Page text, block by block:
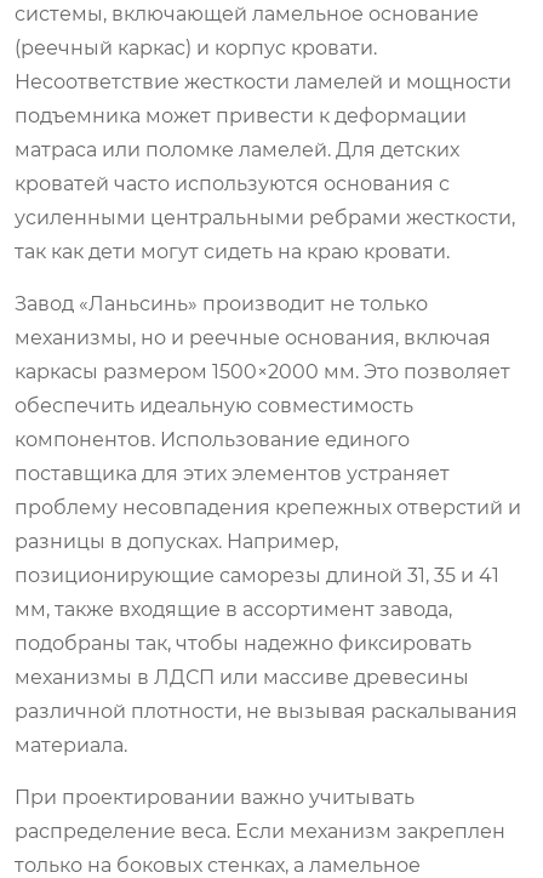
системы, включающей ламельное основание
(реечный каркас) и корпус кровати.
Несоответствие жесткости ламелей и мощности
подъемника может привести к деформации
матраса или поломке ламелей. Для детских
кроватей часто используются основания с
усиленными центральными ребрами жесткости,
так как дети могут сидеть на краю кровати.
Завод «Ланьсинь» производит не только
механизмы, но и реечные основания, включая
каркасы размером 1500×2000 мм. Это позволяет
обеспечить идеальную совместимость
компонентов. Использование единого
поставщика для этих элементов устраняет
проблему несовпадения крепежных отверстий и
разницы в допусках. Например,
позиционирующие саморезы длиной 31, 35 и 41
мм, также входящие в ассортимент завода,
подобраны так, чтобы надежно фиксировать
механизмы в ЛДСП или массиве древесины
различной плотности, не вызывая раскалывания
материала.
При проектировании важно учитывать
распределение веса. Если механизм закреплен
только на боковых стенках, а ламельное